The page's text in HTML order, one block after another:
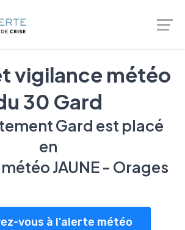
et Collectivités |
02 46 66 00 20
vigilance météo
30 Gard
Gard est placé
en
JAUNE - Orages
vous à l'alerte météo